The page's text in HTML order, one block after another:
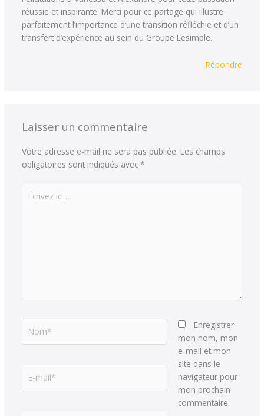
réussie et inspirante. Merci pour ce partage qui illustre
parfaitement l’importance d’une transition réfléchie et d’un
transfert d’expérience au sein du Groupe Lesimple.
Répondre
Laisser un commentaire
Votre adresse e-mail ne sera pas publiée. Les champs
obligatoires sont indiqués avec *
Écrivez
ici…
mail*
Enregistrer
mon nom, mon
e-mail et mon
site dans le
navigateur pour
mon prochain
commentaire.